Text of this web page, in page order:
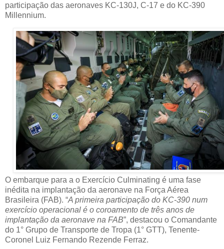
participação das aeronaves KC-130J, C-17 e do KC-390
Millennium.
O embarque para a o Exercício Culminating é uma fase
inédita na implantação da aeronave na Força Aérea
Brasileira (FAB). “A primeira participação do KC-390 num
exercício operacional é o coroamento de três anos de
implantação da aeronave na FAB”, destacou o Comandante
do 1° Grupo de Transporte de Tropa (1° GTT), Tenente-
Coronel Luiz Fernando Rezende Ferraz.